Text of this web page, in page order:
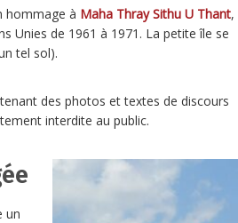
hommage à Maha Thray Sithu U Thant,
Unies de 1961 à 1971. La petite île se
tel sol).
des photos et textes de discours
interdite au public.
un